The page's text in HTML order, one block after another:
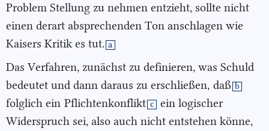
Problem Stellung zu nehmen entzieht, sollte nicht
einen derart absprechenden Ton anschlagen wie
Kaisers Kritik es tut. a
Das Verfahren, zunächst zu definieren, was Schuld
bedeutet und dann daraus zu erschließen, daß b
folglich ein Pflichtenkonflikt c
ein logischer
Widerspruch sei, also auch nicht entstehen könne,